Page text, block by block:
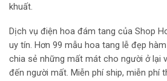
khuất.
Dịch vụ điện hoa đám tang của Shop
uy tín. Hơn 99 mẫu hoa tang lễ đẹp
chia sẻ những mất mát cho người ở lại
đến người mất. Miễn phí ship, miễn phí